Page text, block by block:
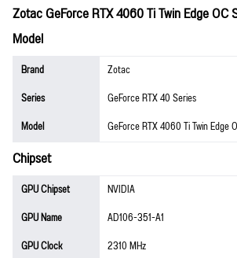
Zotac GeForce RTX 4060 Ti Twin Edge OC
Model
Brand
Zotac
Series
GeForce RTX 40 Series
Model
GeForce RTX 4060 Ti Twin Edge
Chipset
GPU Chipset
NVIDIA
GPU Name
AD106-351-A1
GPU Clock
2310 MHz